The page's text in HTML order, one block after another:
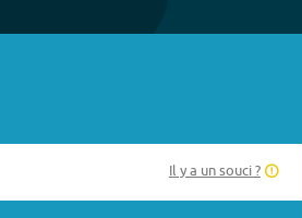
Il y a un souci ?